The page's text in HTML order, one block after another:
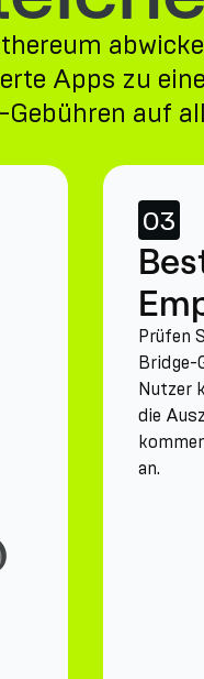
Apps zu
auf
03
Prüfen
Bridge-
Nutzer
die
an.